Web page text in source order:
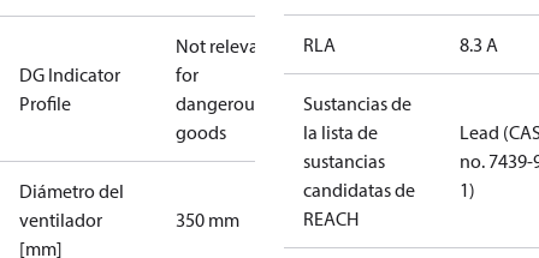
DG Indicator
Profile
Not relevant
for
dangerous
goods
Diámetro del
ventilador
[mm]
350 mm
RLA 8.3 A
Sustancias de
la lista de
sustancias
candidatas de
REACH
Lead
no. 7439-
1)